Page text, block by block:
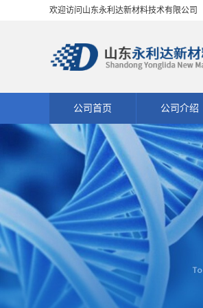
欢迎访问山东永利达新材料技术有限公司
公司首页 公司介绍